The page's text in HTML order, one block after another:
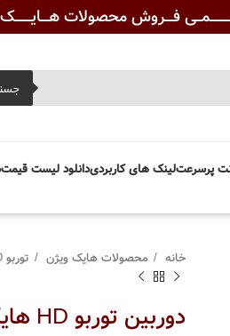
فـــروش محصولات هـــایــــــک
پرسرعتلینک های کاربردیدانلود لیست قیمت
خانه محصولات هایک ویژن توربو HD
دوربین توربو HD هایک ویژن مدل DS-2CE16H0T-ITF